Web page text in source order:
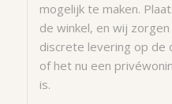
mogelijk te maken.
de winkel, en wij
discrete levering op de
of het nu een
is.